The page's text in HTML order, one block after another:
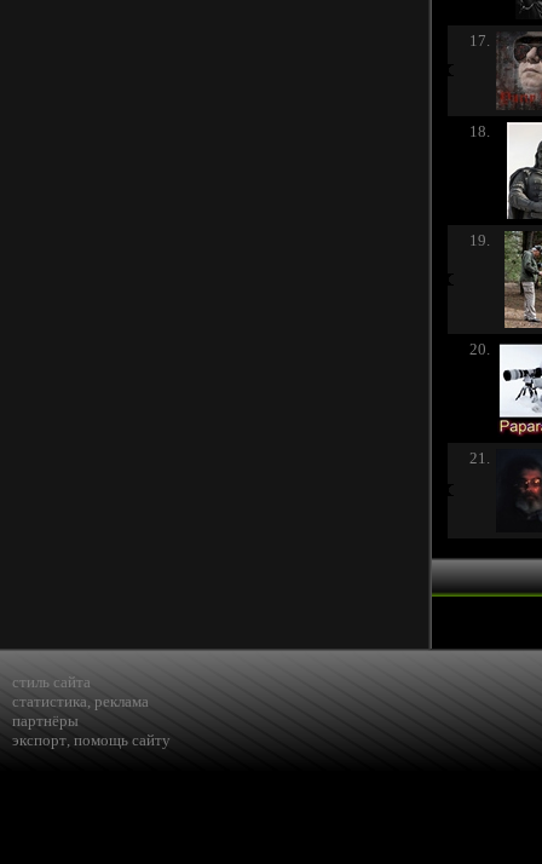
17.
18.
19.
20.
21.
стиль сайта
статистика, реклама
партнёры
экспорт, помощь сайту